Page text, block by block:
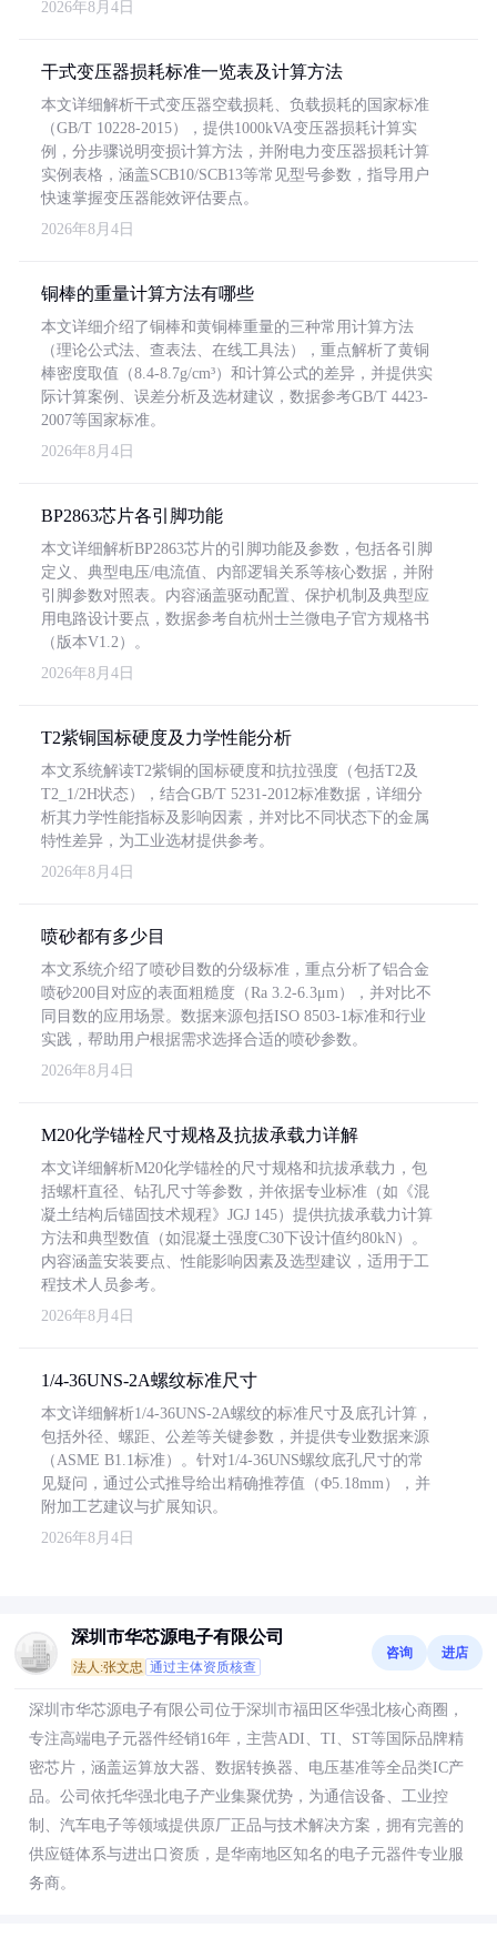
2026年8月4日
干式变压器损耗标准一览表及计算方法
本文详细解析干式变压器空载损耗、负载损耗的国家标准
（GB/T 10228-2015），提供1000kVA变压器损耗计算实
例，分步骤说明变损计算方法，并附电力变压器损耗计算
实例表格，涵盖SCB10/SCB13等常见型号参数，指导用户
快速掌握变压器能效评估要点。
2026年8月4日
铜棒的重量计算方法有哪些
本文详细介绍了铜棒和黄铜棒重量的三种常用计算方法
（理论公式法、查表法、在线工具法），重点解析了黄铜
棒密度取值（8.4-8.7g/cm³）和计算公式的差异，并提供实
际计算案例、误差分析及选材建议，数据参考GB/T 4423-
2007等国家标准。
2026年8月4日
BP2863芯片各引脚功能
本文详细解析BP2863芯片的引脚功能及参数，包括各引脚
定义、典型电压/电流值、内部逻辑关系等核心数据，并附
引脚参数对照表。内容涵盖驱动配置、保护机制及典型应
用电路设计要点，数据参考自杭州士兰微电子官方规格书
（版本V1.2）。
2026年8月4日
T2紫铜国标硬度及力学性能分析
本文系统解读T2紫铜的国标硬度和抗拉强度（包括T2及
T2_1/2H状态），结合GB/T 5231-2012标准数据，详细分
析其力学性能指标及影响因素，并对比不同状态下的金属
特性差异，为工业选材提供参考。
2026年8月4日
喷砂都有多少目
本文系统介绍了喷砂目数的分级标准，重点分析了铝合金
喷砂200目对应的表面粗糙度（Ra 3.2-6.3μm），并对比不
同目数的应用场景。数据来源包括ISO 8503-1标准和行业
实践，帮助用户根据需求选择合适的喷砂参数。
2026年8月4日
M20化学锚栓尺寸规格及抗拔承载力详解
本文详细解析M20化学锚栓的尺寸规格和抗拔承载力，包
括螺杆直径、钻孔尺寸等参数，并依据专业标准（如《混
凝土结构后锚固技术规程》JGJ 145）提供抗拔承载力计算
方法和典型数值（如混凝土强度C30下设计值约80kN）。
内容涵盖安装要点、性能影响因素及选型建议，适用于工
程技术人员参考。
2026年8月4日
1/4-36UNS-2A螺纹标准尺寸
本文详细解析1/4-36UNS-2A螺纹的标准尺寸及底孔计算，
包括外径、螺距、公差等关键参数，并提供专业数据来源
（ASME B1.1标准）。针对1/4-36UNS螺纹底孔尺寸的常
见疑问，通过公式推导给出精确推荐值（Φ5.18mm），并
附加工艺建议与扩展知识。
2026年8月4日
深圳市华芯源电子有限公司
法人:张文忠 通过主体资质核查
咨询 进店
深圳市华芯源电子有限公司位于深圳市福田区华强北核心商圈，
专注高端电子元器件经销16年，主营ADI、TI、ST等国际品牌精
密芯片，涵盖运算放大器、数据转换器、电压基准等全品类IC产
品。公司依托华强北电子产业集聚优势，为通信设备、工业控
制、汽车电子等领域提供原厂正品与技术解决方案，拥有完善的
供应链体系与进出口资质，是华南地区知名的电子元器件专业服
务商。